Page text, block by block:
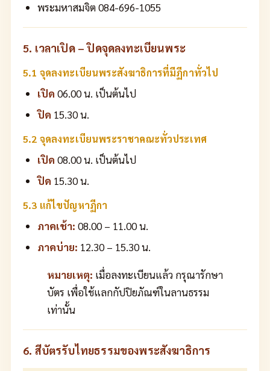
พระมหาสมจิต 084-696-1055
5. เวลาเปิด – ปิดจุดลงทะเบียนพระ
5.1 จุดลงทะเบียนพระสังฆาธิการที่มีฏีกาทั่วไป
เปิด 06.00 น. เป็นต้นไป
ปิด 15.30 น.
5.2 จุดลงทะเบียนพระราชาคณะทั่วประเทศ
เปิด 08.00 น. เป็นต้นไป
ปิด 15.30 น.
5.3 แก้ไขปัญหาฏีกา
ภาคเช้า: 08.00 – 11.00 น.
ภาคบ่าย: 12.30 – 15.30 น.
หมายเหตุ: เมื่อลงทะเบียนแล้ว กรุณารักษา
บัตร เพื่อใช้แลกกัปปิยภัณฑ์ในลานธรรม
เท่านั้น
6. สีบัตรรับไทยธรรมของพระสังฆาธิการ